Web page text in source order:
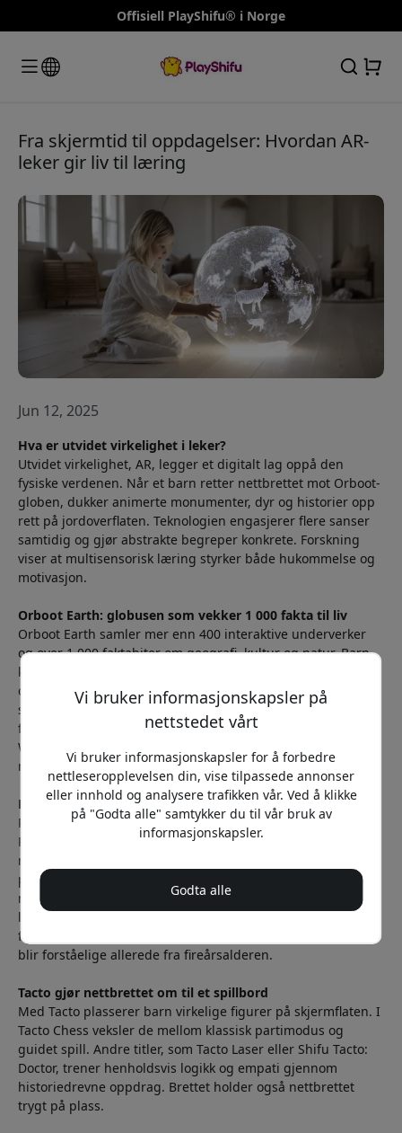
Offisiell PlayShifu® i Norge
Fra skjermtid til oppdagelser: Hvordan AR-
leker gir liv til læring
Jun 12, 2025
Hva er utvidet virkelighet i leker?
Utvidet virkelighet, AR, legger et digitalt lag oppå den
fysiske verdenen. Når et barn retter nettbrettet mot Orboot-
globen, dukker animerte monumenter, dyr og historier opp
rett på jordoverflaten. Teknologien engasjerer flere sanser
samtidig og gjør abstrakte begreper konkrete. Forskning
viser at multisensorisk læring styrker både hukommelse og
motivasjon.
Orboot Earth: globusen som vekker 1 000 fakta til liv
Orboot Earth samler mer enn 400 interaktive underverker
og over 1 000 faktabiter om geografi, kultur og natur. Barn
kan zoome inn på Serengetis savanne, lytte til rytmene fra
djemben og lese om lokale tradisjoner på svensk. Appen
støtter åtte språk, noe som gjør globusen brukbar i
flerspråklige familier. Globusen krever verken batterier eller
Wi-Fi under selve leken – bare nysgjerrighet og et nettbrett
med den kostnadsfrie appen.
Plugo gjør koding og musikk praktisk
Plugo-serien rommer modulære spillsett som Bokstaver,
Regn, Musikk og Gårdsbruk. Hvert sett kombinerer
magnetiske brikker med appstyrte eventyr. I Plugo Musikk
plasserer barnet ekte toner på en нотelinje og hører
melodien spilles av med en gang. Plugo Coding lar barn
legge fysiske kodebrikker i rekkefølge på spillbrettet og se
figuren løse gåter på skjermen – programmeringsstrukturer
blir forståelige allerede fra fireårsalderen.
Tacto gjør nettbrettet om til et spillbord
Med Tacto plasserer barn virkelige figurer på skjermflaten. I
Tacto Chess veksler de mellom klassisk partimodus og
guidet spill. Andre titler, som Tacto Laser eller Shifu Tacto:
Doctor, trener henholdsvis logikk og empati gjennom
historiedrevne oppdrag. Brettet holder også nettbrettet
trygt på plass.
Vi bruker informasjonskapsler på
nettstedet vårt
Vi bruker informasjonskapsler for å forbedre
nettleseropplevelsen din, vise tilpassede annonser
eller innhold og analysere trafikken vår. Ved å klikke
på "Godta alle" samtykker du til vår bruk av
informasjonskapsler.
Godta alle